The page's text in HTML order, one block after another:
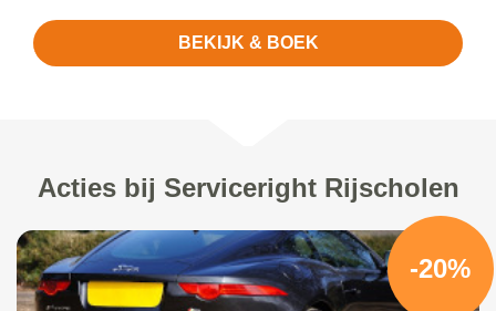
BEKIJK & BOEK
Acties bij Serviceright Rijscholen
-20%